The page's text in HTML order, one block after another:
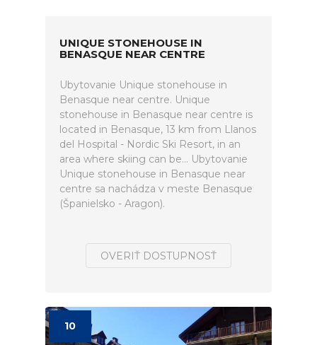
UNIQUE STONEHOUSE IN
BENASQUE NEAR CENTRE
Ubytovanie Unique stonehouse in
Benasque near centre. Unique
stonehouse in Benasque near centre is
located in Benasque, 13 km from Llanos
del Hospital - Nordic Ski Resort, in an
area where skiing can be... Ubytovanie
Unique stonehouse in Benasque near
centre sa nachádza v meste Benasque
(Španielsko - Aragon).
OVERIŤ DOSTUPNOSŤ
10